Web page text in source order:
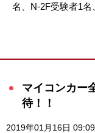
名、N-2F受験者1
マイコンカー
待！！
2019年01月16日 09:09